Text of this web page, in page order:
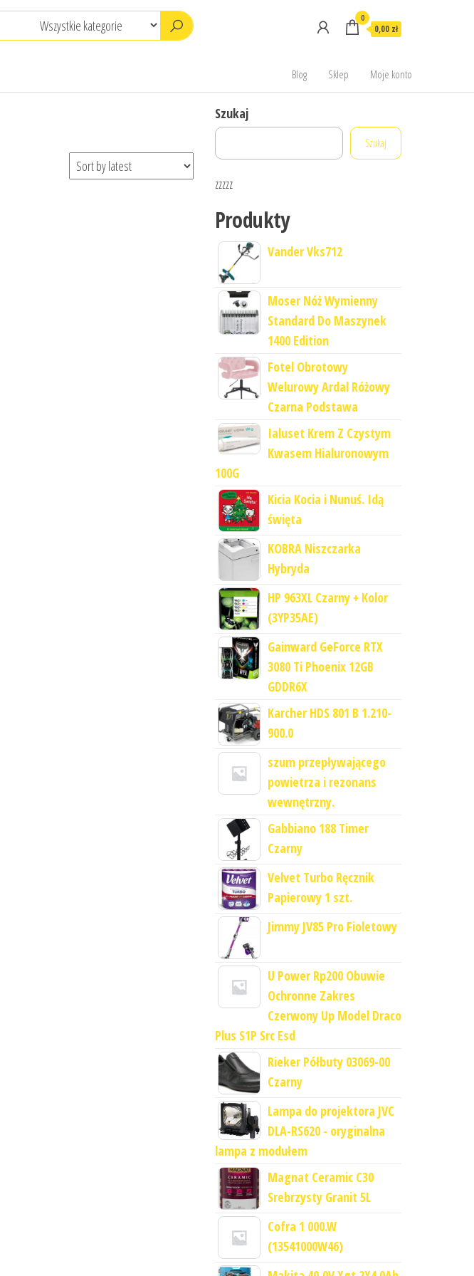
0
0,00 zł
Blog Sklep Moje konto
Szukaj
Szukaj
zzzzz
Produkty
Vander Vks712
Moser Nóż Wymienny
Standard Do Maszynek
1400 Edition
Fotel Obrotowy
Welurowy Ardal Różowy
Czarna Podstawa
Ialuset Krem Z Czystym
Kwasem Hialuronowym
100G
Kicia Kocia i Nunuś. Idą
święta
KOBRA Niszczarka
Hybryda
HP 963XL Czarny + Kolor
(3YP35AE)
Gainward GeForce RTX
3080 Ti Phoenix 12GB
GDDR6X
Karcher HDS 801 B 1.210-
900.0
szum przepływającego
powietrza i rezonans
wewnętrzny.
Gabbiano 188 Timer
Czarny
Velvet Turbo Ręcznik
Papierowy 1 szt.
Jimmy JV85 Pro Fioletowy
U Power Rp200 Obuwie
Ochronne Zakres
Czerwony Up Model Draco
Plus S1P Src Esd
Rieker Półbuty 03069-00
Czarny
Lampa do projektora JVC
DLA-RS620 - oryginalna
lampa z modułem
Magnat Ceramic C30
Srebrzysty Granit 5L
Cofra 1 000.W
(13541000W46)